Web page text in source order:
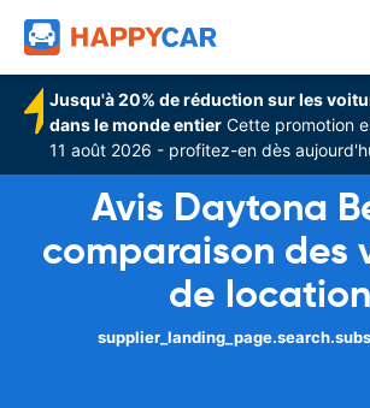
Jusqu'à 20% de réduction sur les
dans le monde entier Cette promotion
11 août 2026 - profitez-en dès
Avis Daytona
comparaison des
de location